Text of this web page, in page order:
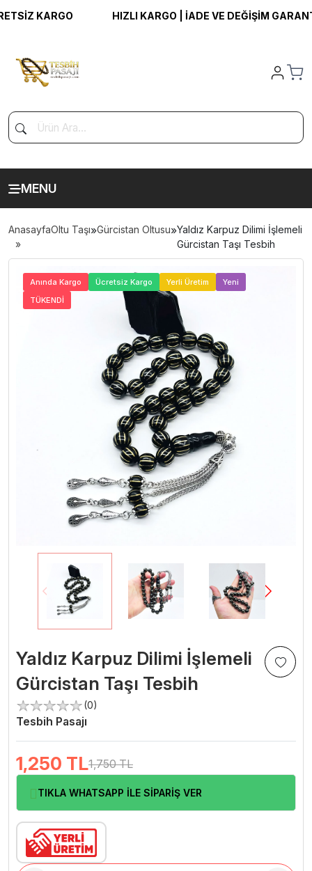
KARGO HIZLI KARGO | İADE VE DEĞİŞİM
MENU
AnasayfaOltu Taşı»Gürcistan Oltusu»Yaldız Karpuz Dilimi İşlemeli
Gürcistan Taşı Tesbih
Anında Kargo Ücretsiz Kargo Yerli Üretim
Yeni
TÜKENDİ
Yaldız Karpuz Dilimi İşlemeli
Gürcistan Taşı Tesbih
(0)
Tesbih Pasajı
1,250 TL1,750 TL
TIKLA WHATSAPP İLE SİPARİŞ VER